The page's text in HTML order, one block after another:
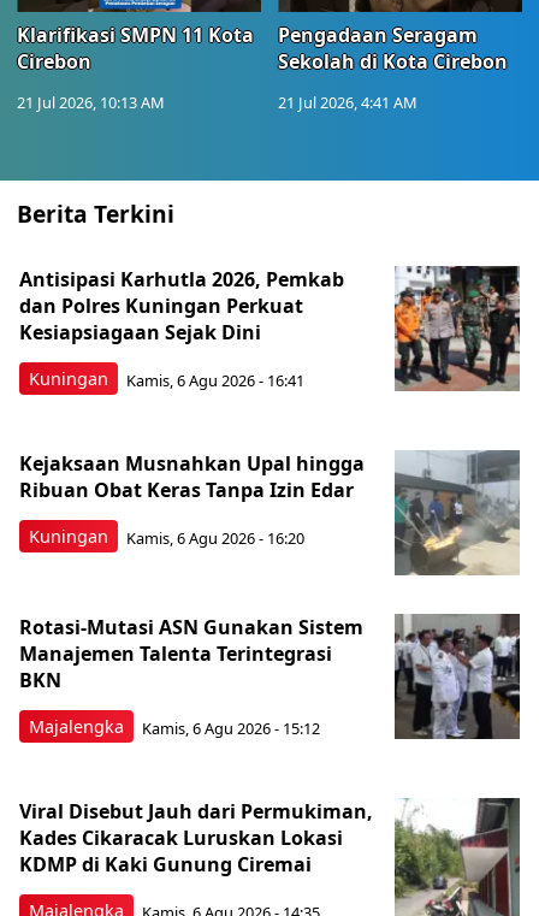
Klarifikasi SMPN 11 Kota
Cirebon
21 Jul 2026, 10:13 AM
Pengadaan Seragam
Sekolah di Kota Cirebon
21 Jul 2026, 4:41 AM
Berita Terkini
Kuningan
Antisipasi Karhutla 2026, Pemkab
dan Polres Kuningan Perkuat
Kesiapsiagaan Sejak Dini
Kamis, 6 Agu 2026 - 16:41
Kuningan
Kejaksaan Musnahkan Upal hingga
Ribuan Obat Keras Tanpa Izin Edar
Kamis, 6 Agu 2026 - 16:20
Majalengka
Rotasi-Mutasi ASN Gunakan Sistem
Manajemen Talenta Terintegrasi
BKN
Kamis, 6 Agu 2026 - 15:12
Majalengka
Viral Disebut Jauh dari Permukiman,
Kades Cikaracak Luruskan Lokasi
KDMP di Kaki Gunung Ciremai